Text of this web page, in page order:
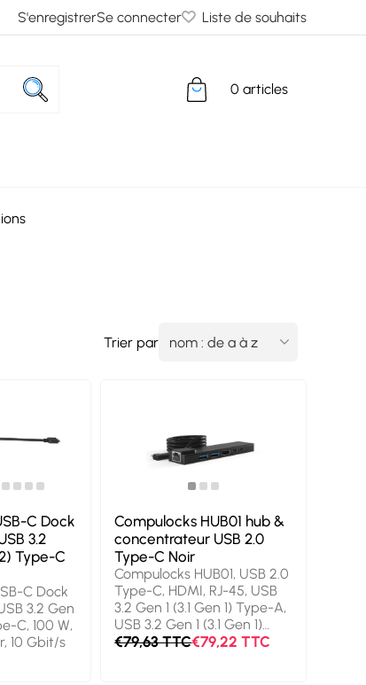
S'enregistrerSe connecter Liste de souhaits
0 articles
Trier par
C Dock
3.2
Type-C
C Dock
3.2 Gen
C, 100 W,
10 Gbit/s
Compulocks HUB01 hub &
concentrateur USB 2.0
Type-C Noir
Compulocks HUB01, USB 2.0
Type-C, HDMI, RJ-45, USB
3.2 Gen 1 (3.1 Gen 1) Type-A,
USB 3.2 Gen 1 (3.1 Gen 1)
Type-C, Noir, 1 m, Chine
€79,63 TTC€79,22 TTC